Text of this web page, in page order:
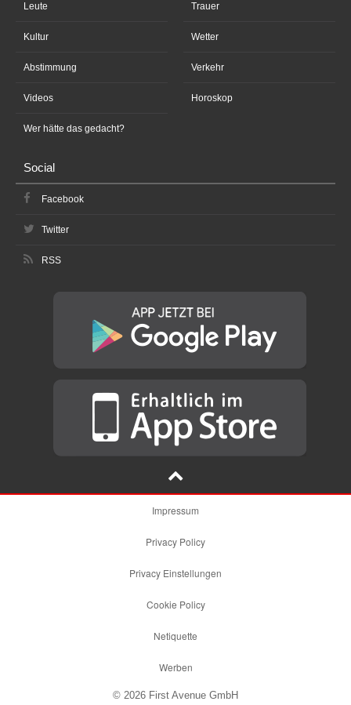
Leute
Kultur
Abstimmung
Videos
Wer hätte das gedacht?
Trauer
Wetter
Verkehr
Horoskop
Social
Facebook
Twitter
RSS
Impressum
Privacy Policy
Privacy Einstellungen
Cookie Policy
Netiquette
Werben
© 2026 First Avenue GmbH